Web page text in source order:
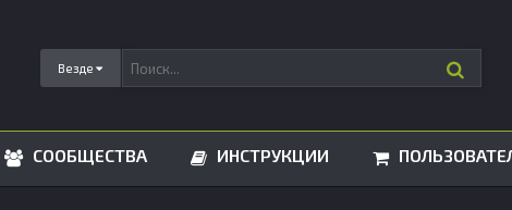
Везде
СООБЩЕСТВА ИНСТРУКЦИИ